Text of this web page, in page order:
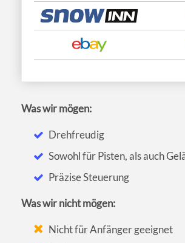
Was wir mögen:
Drehfreudig
Sowohl für Pisten, als auch
Präzise Steuerung
Was wir nicht mögen:
Nicht für Anfänger geeignet